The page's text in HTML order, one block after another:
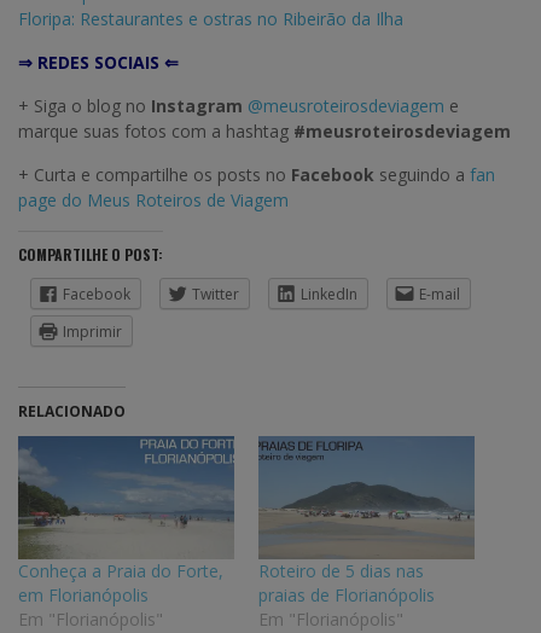
Floripa: Restaurantes e ostras no Ribeirão da Ilha
⇒ REDES SOCIAIS ⇐
+ Siga o blog no Instagram @meusroteirosdeviagem e
marque suas fotos com a hashtag #meusroteirosdeviagem
+ Curta e compartilhe os posts no Facebook seguindo a fan
page do Meus Roteiros de Viagem
COMPARTILHE O POST:
Facebook
Twitter LinkedIn
E-mail
Imprimir
RELACIONADO
Conheça a Praia do Forte,
em Florianópolis
Em "Florianópolis"
Roteiro de 5 dias nas
praias de Florianópolis
Em "Florianópolis"